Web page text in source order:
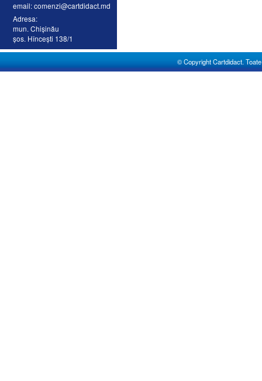
email: comenzi@cartdidact.md
Adresa:
mun. Chişinău
şos. Hînceşti 138/1
© Copyright Cartdidact.